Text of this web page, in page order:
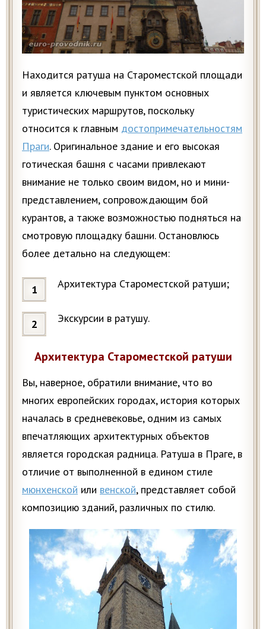
Находится ратуша на Староместской площади
и является ключевым пунктом основных
туристических маршрутов, поскольку
относится к главным достопримечательностям
Праги. Оригинальное здание и его высокая
готическая башня с часами привлекают
внимание не только своим видом, но и мини-
представлением, сопровождающим бой
курантов, а также возможностью подняться на
смотровую площадку башни. Остановлюсь
более детально на следующем:
Архитектура Староместской ратуши;
Экскурсии в ратушу.
Архитектура Староместской ратуши
Вы, наверное, обратили внимание, что во
многих европейских городах, история которых
началась в средневековье, одним из самых
впечатляющих архитектурных объектов
является городская радница. Ратуша в Праге, в
отличие от выполненной в едином стиле
мюнхенской или венской, представляет собой
композицию зданий, различных по стилю.